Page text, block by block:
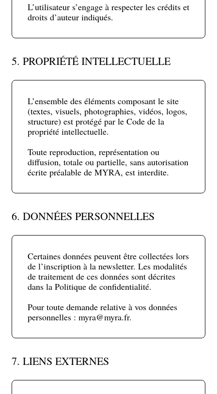
L’utilisateur s’engage à respecter les crédits et
droits d’auteur indiqués.
5. PROPRIÉTÉ INTELLECTUELLE
L’ensemble des éléments composant le site
(textes, visuels, photographies, vidéos, logos,
structure) est protégé par le Code de la
propriété intellectuelle.
Toute reproduction, représentation ou
diffusion, totale ou partielle, sans autorisation
écrite préalable de MYRA, est interdite.
6. DONNÉES PERSONNELLES
Certaines données peuvent être collectées lors
de l’inscription à la newsletter. Les modalités
de traitement de ces données sont décrites
dans la Politique de confidentialité.
Pour toute demande relative à vos données
personnelles : myra@myra.fr.
7. LIENS EXTERNES